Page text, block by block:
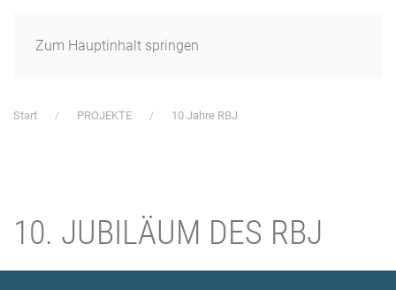
Zum Hauptinhalt springen
Start PROJEKTE 10 Jahre RBJ
10. JUBILÄUM DES RBJ